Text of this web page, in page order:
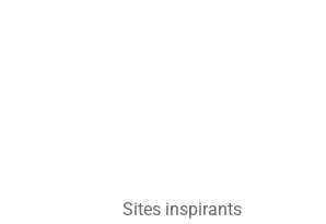
Sites inspirants